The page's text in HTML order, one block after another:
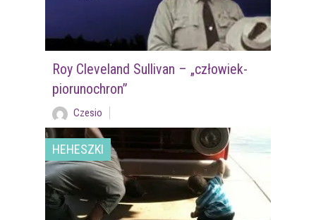
Roy Cleveland Sullivan – „człowiek-
piorunochron”
Czesio
HEHESZKI